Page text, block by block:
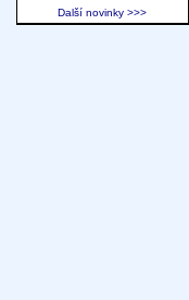
Další novinky >>>